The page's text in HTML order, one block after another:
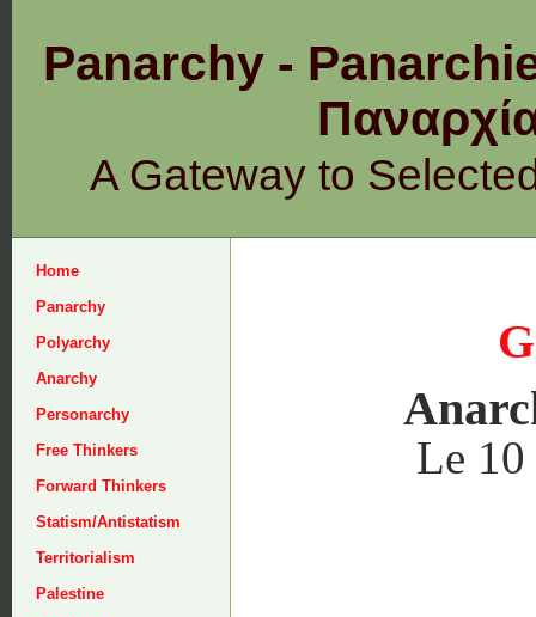
Panarchy -
A Gateway to
Home
Panarchy
Polyarchy
Anarchy
Personarchy
Free Thinkers
Forward Thinkers
Statism/Antistatism
Territorialism
Palestine
Le